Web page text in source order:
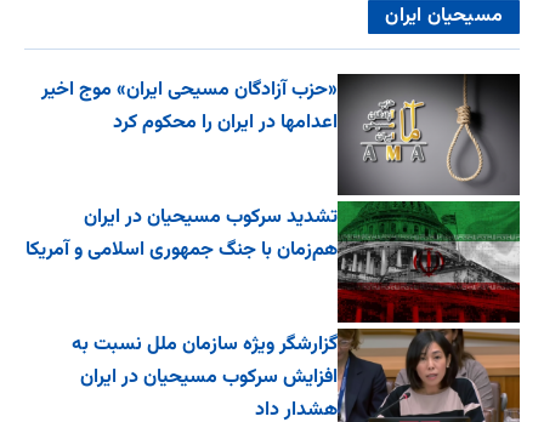
مسیحیان ایران
«حزب آزادگان مسیحی ایران» موج اخیر
اعدامها در ایران را محکوم کرد
تشدید سرکوب مسیحیان در ایران
هم‌زمان با جنگ جمهوری اسلامی و آمریکا
گزارشگر ویژه سازمان ملل نسبت به
افزایش سرکوب مسیحیان در ایران
هشدار داد